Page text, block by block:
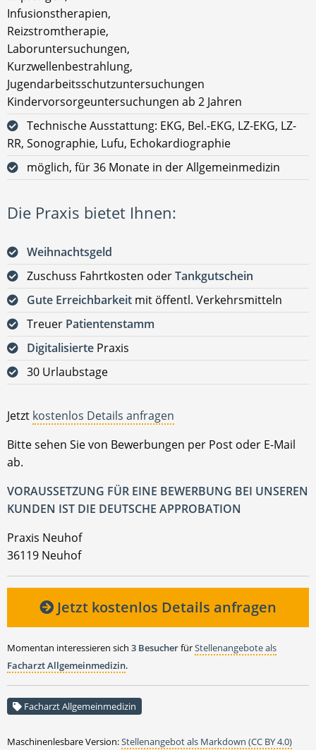
Infusionstherapien,
Reizstromtherapie,
Laboruntersuchungen,
Kurzwellenbestrahlung,
Jugendarbeitsschutzuntersuchungen
Kindervorsorgeuntersuchungen ab 2 Jahren
Technische Ausstattung: EKG, Bel.-EKG, LZ-EKG, LZ-
RR, Sonographie, Lufu, Echokardiographie
möglich, für 36 Monate in der Allgemeinmedizin
Die Praxis bietet Ihnen:
Weihnachtsgeld
Zuschuss Fahrtkosten oderTankgutschein
Gute Erreichbarkeit mit öffentl. Verkehrsmitteln
Treuer Patientenstamm
Digitalisierte Praxis
30 Urlaubstage
Jetzt kostenlos Details anfragen
Bitte sehen Sie von Bewerbungen per Post oder E-Mail
ab.
VORAUSSETZUNG FÜR EINE BEWERBUNG BEI UNSEREN
KUNDEN IST DIE DEUTSCHE APPROBATION
Praxis Neuhof
36119 Neuhof
Jetzt kostenlos Details anfragen
Momentan interessieren sich 3 BesucherfürStellenangebote als
Facharzt Allgemeinmedizin.
Facharzt Allgemeinmedizin
Maschinenlesbare Version:Stellenangebot als Markdown (CC BY 4.0)